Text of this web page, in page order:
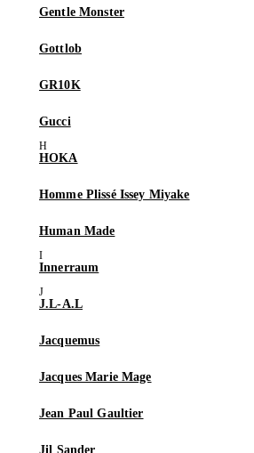
Gentle Monster
Gottlob
GR10K
Gucci
HOKA
Homme Plissé Issey Miyake
Human Made
Innerraum
J.L-A.L
Jacquemus
Jacques Marie Mage
Jean Paul Gaultier
Jil Sander